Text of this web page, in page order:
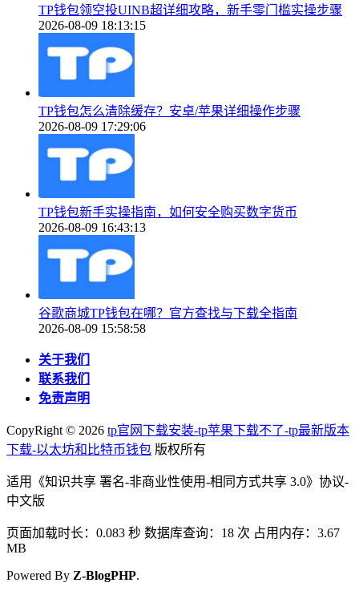
TP钱包领空投UINB超详细攻略，新手零门槛实操步骤
2026-08-09 18:13:15
TP钱包怎么清除缓存？安卓/苹果详细操作步骤
2026-08-09 17:29:06
TP钱包新手实操指南，如何安全购买数字货币
2026-08-09 16:43:13
谷歌商城TP钱包在哪？官方查找与下载全指南
2026-08-09 15:58:58
关于我们
联系我们
免责声明
CopyRight © 2026 tp官网下载安装-tp苹果下载不了-tp最新版本
下载-以太坊和比特币钱包 版权所有
适用《知识共享 署名-非商业性使用-相同方式共享 3.0》协议-
中文版
页面加载时长：0.083 秒 数据库查询：18 次 占用内存：3.67
MB
Powered By Z-BlogPHP.